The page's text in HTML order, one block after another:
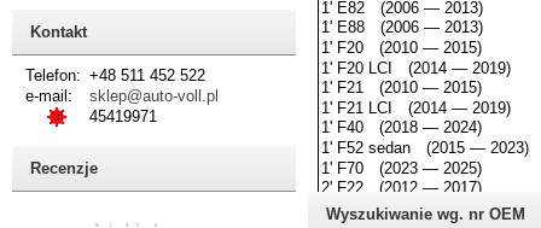
Kontakt
Telefon: +48 511 452 522
e-mail:
sklep@auto-voll.pl
45419971
Recenzje
Wyszukiwanie wg. nr OEM